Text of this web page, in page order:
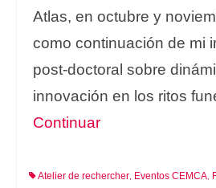
Atlas, en octubre y
como continuación de mi
post-doctoral sobre
innovación en los ritos
Continuar
Atelier de rechercher, Eventos CEMCA,